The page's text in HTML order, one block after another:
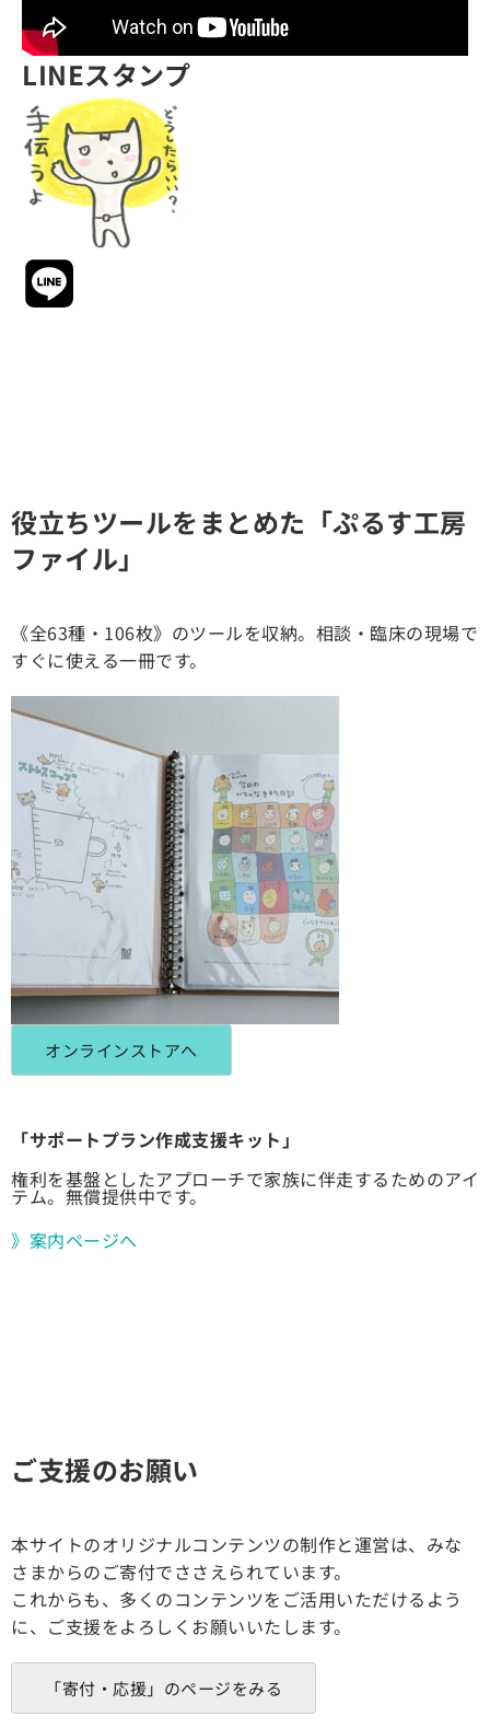
LINEスタンプ
役立ちツールをまとめた「ぷるす工房
ファイル」
《全63種・106枚》のツールを収納。相談・臨床の現場で
すぐに使える一冊です。
オンラインストアへ
「サポートプラン作成支援キット」
権利を基盤としたアプローチで家族に伴走するためのアイ
テム。無償提供中です。
》案内ページへ
ご支援のお願い
本サイトのオリジナルコンテンツの制作と運営は、みな
さまからのご寄付でささえられています。
これからも、多くのコンテンツをご活用いただけるよう
に、ご支援をよろしくお願いいたします。
「寄付・応援」のページをみる